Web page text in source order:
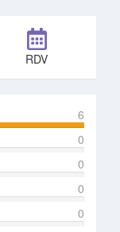
RDV
6
0
0
0
0